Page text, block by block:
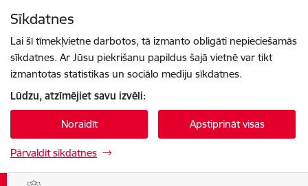
Sīkdatnes
Lai šī tīmekļvietne darbotos, tā izmanto obligāti nepieciešamās
sīkdatnes. Ar Jūsu piekrišanu papildus šajā vietnē var tikt
izmantotas statistikas un sociālo mediju sīkdatnes.
Lūdzu, atzīmējiet savu izvēli:
Noraidīt Apstiprināt visas
Pārvaldīt sīkdatnes